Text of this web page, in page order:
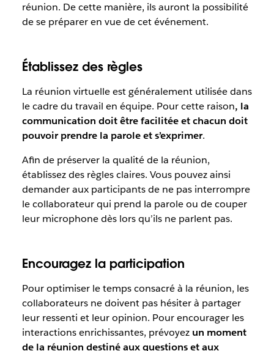
réunion. De cette manière, ils auront la possibilité
de se préparer en vue de cet événement.
Établissez des règles
La réunion virtuelle est généralement utilisée dans
le cadre du travail en équipe. Pour cette raison, la
communication doit être facilitée et chacun doit
pouvoir prendre la parole et s’exprimer.
Afin de préserver la qualité de la réunion,
établissez des règles claires. Vous pouvez ainsi
demander aux participants de ne pas interrompre
le collaborateur qui prend la parole ou de couper
leur microphone dès lors qu’ils ne parlent pas.
Encouragez la participation
Pour optimiser le temps consacré à la réunion, les
collaborateurs ne doivent pas hésiter à partager
leur ressenti et leur opinion. Pour encourager les
interactions enrichissantes, prévoyez un moment
de la réunion destiné aux questions et aux